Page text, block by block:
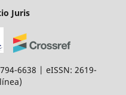
Juris
6638 | eISSN: 2619-